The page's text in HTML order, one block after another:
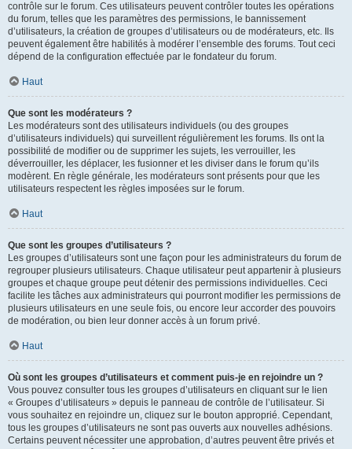
contrôle sur le forum. Ces utilisateurs peuvent contrôler toutes les opérations
du forum, telles que les paramètres des permissions, le bannissement
d’utilisateurs, la création de groupes d’utilisateurs ou de modérateurs, etc. Ils
peuvent également être habilités à modérer l’ensemble des forums. Tout ceci
dépend de la configuration effectuée par le fondateur du forum.
Haut
Que sont les modérateurs ?
Les modérateurs sont des utilisateurs individuels (ou des groupes
d’utilisateurs individuels) qui surveillent régulièrement les forums. Ils ont la
possibilité de modifier ou de supprimer les sujets, les verrouiller, les
déverrouiller, les déplacer, les fusionner et les diviser dans le forum qu’ils
modèrent. En règle générale, les modérateurs sont présents pour que les
utilisateurs respectent les règles imposées sur le forum.
Haut
Que sont les groupes d’utilisateurs ?
Les groupes d’utilisateurs sont une façon pour les administrateurs du forum de
regrouper plusieurs utilisateurs. Chaque utilisateur peut appartenir à plusieurs
groupes et chaque groupe peut détenir des permissions individuelles. Ceci
facilite les tâches aux administrateurs qui pourront modifier les permissions de
plusieurs utilisateurs en une seule fois, ou encore leur accorder des pouvoirs
de modération, ou bien leur donner accès à un forum privé.
Haut
Où sont les groupes d’utilisateurs et comment puis-je en rejoindre un ?
Vous pouvez consulter tous les groupes d’utilisateurs en cliquant sur le lien
« Groupes d’utilisateurs » depuis le panneau de contrôle de l’utilisateur. Si
vous souhaitez en rejoindre un, cliquez sur le bouton approprié. Cependant,
tous les groupes d’utilisateurs ne sont pas ouverts aux nouvelles adhésions.
Certains peuvent nécessiter une approbation, d’autres peuvent être privés et